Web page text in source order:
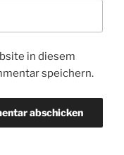
in diesem
speichern.